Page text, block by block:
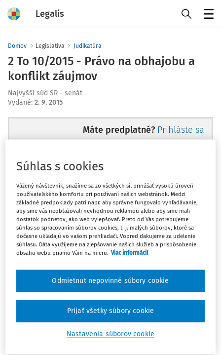
Legalis
Domov Legislatíva Judikatúra
2 To 10/2015 - Právo na obhajobu a
konflikt záujmov
Najvyšší súd SR - senát
Vydané: 2. 9. 2015
Máte predplatné? Prihláste sa
Ups, zatiaľ ste si prečítali len
začiatok...
Celý odborný obsah z tejto oblasti je
dostupný predplatiteľom portálu.
Odomknite si prístup k odbornému
obsahu a získajte prístup na 10 dní
zdarma, stačí sa len zaregistrovať.
Vďaka registrácii získate prístup aj k
vybranému obsahu:
Súhlas s cookies
Vážený návštevník, snažíme sa zo všetkých síl prinášať vysokú úroveň
používateľského komfortu pri používaní našich webstránok. Medzi
základné predpoklady patrí napr. aby správne fungovalo vyhľadávanie,
aby sme vás neobťažovali nevhodnou reklamou alebo aby sme mali
dostatok podnetov, ako web vylepšovať. Preto od Vás potrebujeme
súhlas so spracovaním súborov cookies, t. j. malých súborov, ktoré sa
dočasne ukladajú vo vašom prehliadači. Vopred ďakujeme za udelenie
súhlasu. Dáta využijeme na zlepšovanie našich služieb a prispôsobenie
obsahu webu priamo Vám na mieru. Viac informácií
Nastavenia súborov cookie
Odmietnut nepovinné súbory cookie
Prijať všetky súbory cookie